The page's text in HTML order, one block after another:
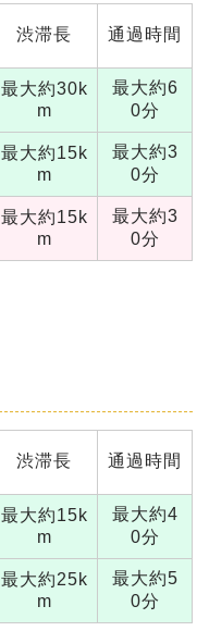
渋滞長 通過時間
最大約30k
m
最大約6
0分
最大約15k
m
最大約3
0分
最大約15k
m
最大約3
0分
渋滞長 通過時間
最大約15k
m
最大約4
0分
最大約25k
m
最大約5
0分